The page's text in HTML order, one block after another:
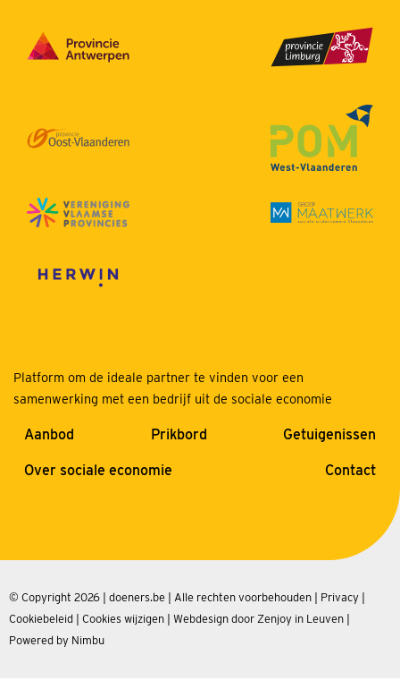
Platform om de ideale partner te vinden voor een
samenwerking met een bedrijf uit de sociale economie
Aanbod Prikbord Getuigenissen
Over sociale economie Contact
© Copyright 2026 | doeners.be | Alle rechten voorbehouden | Privacy
Cookiebeleid
Cookies wijzigen Webdesign door Zenjoy in Leuven
Powered by Nimbu